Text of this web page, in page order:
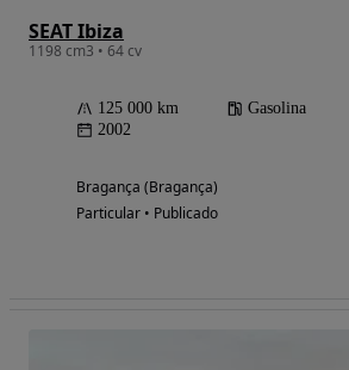
SEAT Ibiza
1198 cm3 • 64 cv
125 000 km Gasolina
2002
Bragança (Bragança)
Particular • Publicado